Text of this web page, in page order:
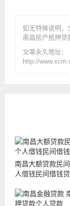
如无特殊说明，
南昌房产抵押贷
文章永久地址：
http://
南昌大额贷款民
人借钱民间借钱